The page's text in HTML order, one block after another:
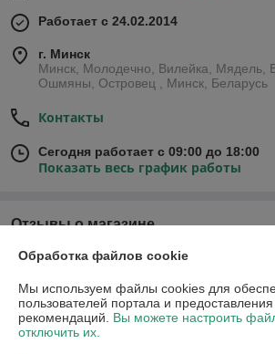
Работает с 24.02.2014
г. Минск
Минск, Молодечно, Вилейка, Мядель,
Ошмяны, Островец , Минск, Беларусь
Контакты
Сегодня работает с 09:00 до 18:00
Показать весь график работы
Отзывы о магазине
23 отзывов за всё время
григорий
Отлично
Обработка файлов cookie
Мы используем файлы cookies для
пользователей портала и
рекомендаций. Вы можете настроить
отключить их.